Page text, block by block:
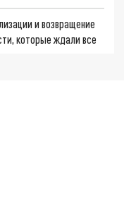
и возвращение
которые ждали все